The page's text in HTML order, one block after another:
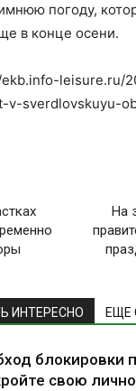
погоду,
в конце осени.
leisure.ru/
v-sverdlovskuyu-
На
ИНТЕРЕСНО ЕЩЕ
блокировки
свою